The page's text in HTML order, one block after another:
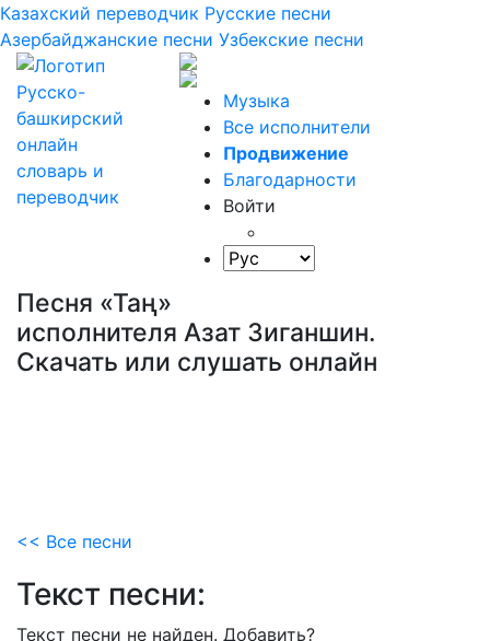
Казахский переводчик Русские песни
Азербайджанские песни Узбекские песни
Музыка
Все исполнители
Продвижение
Благодарности
Войти
Песня «Таң»
исполнителя Азат Зиганшин.
Скачать или слушать онлайн
<< Все песни
Текст песни:
Текст песни не найден. Добавить?